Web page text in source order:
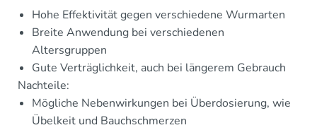
Hohe Effektivität gegen verschiedene Wurmarten
Breite Anwendung bei verschiedenen
Altersgruppen
Gute Verträglichkeit, auch bei längerem Gebrauch
Nachteile:
Mögliche Nebenwirkungen bei Überdosierung, wie
Übelkeit und Bauchschmerzen